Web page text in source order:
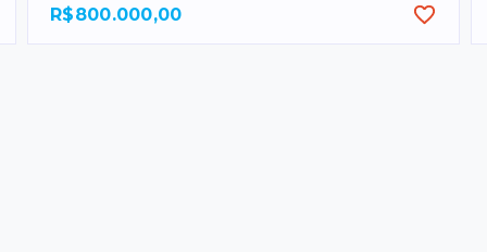
R$800.000,00